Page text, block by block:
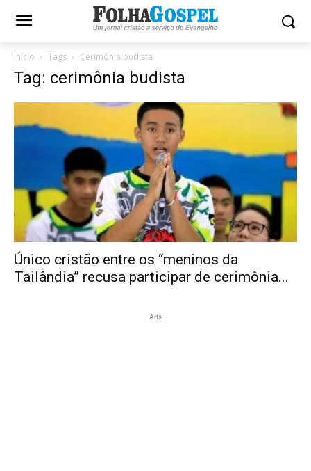
Início Tags Cerimônia budista
Tag: cerimônia budista
Único cristão entre os “meninos da
Tailândia” recusa participar de cerimônia...
Ads